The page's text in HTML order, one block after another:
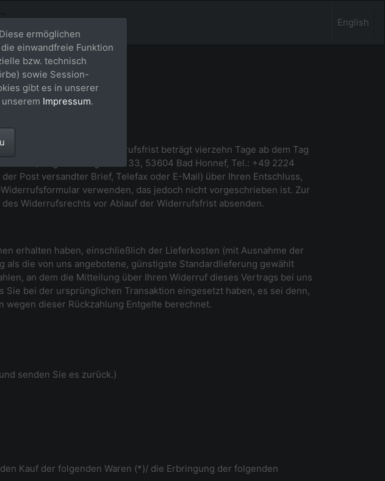
English
zu widerrufen. Die Widerrufsfrist beträgt vierzehn Tage ab dem Tag
Aegidienberger Str. 33, 53604 Bad Honnef, Tel.: +49 2224
Post versandter Brief, Telefax oder E-Mail) über Ihren Entschluss,
verwenden, das jedoch nicht vorgeschrieben ist. Zur
Widerrufsrechts vor Ablauf der Widerrufsfrist absenden.
erhalten haben, einschließlich der Lieferkosten (mit Ausnahme der
die von uns angebotene, günstigste Standardlieferung gewählt
an dem die Mitteilung über Ihren Widerruf dieses Vertrags bei uns
bei der ursprünglichen Transaktion eingesetzt haben, es sei denn,
dieser Rückzahlung Entgelte berechnet.
senden Sie es zurück.)
Kauf der folgenden Waren (*)/ die Erbringung der folgenden
ermöglichen
einwandfreie Funktion
bzw. technisch
sowie Session-
gibt es in unserer
Impressum.